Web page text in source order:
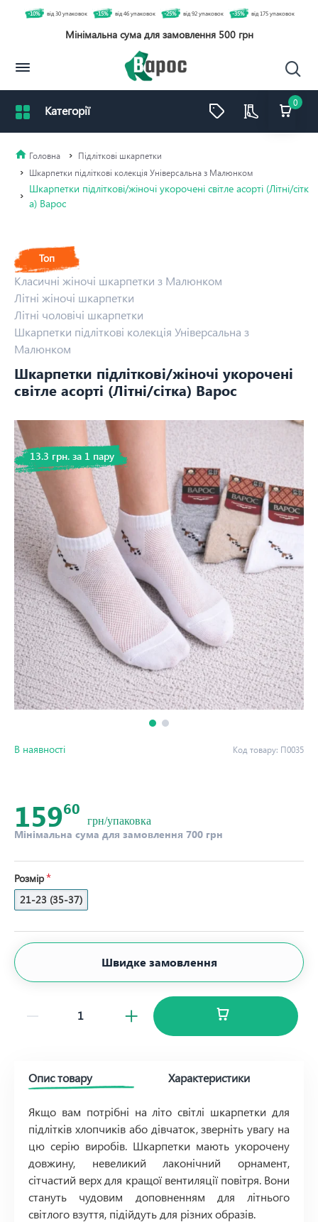
0
-10% від 30 упаковок -15% від 46 упаковок -25% від 92 упаковок -35% від 175 упаковок
Мінімальна сума для замовлення 500 грн
Підліткові шкарпетки
Шкарпетки підліткові колекція Універсальна з Малюнком
Шкарпетки підліткові/жіночі укорочені світле асорті (Літні/сітк
а) Варос
Топ
Класичні жіночі шкарпетки з Малюнком
Літні жіночі шкарпетки
Літні чоловічі шкарпетки
Шкарпетки підліткові колекція Універсальна з
Малюнком
Шкарпетки підліткові/жіночі укорочені
світле асорті (Літні/сітка) Варос
13.3 грн. за 1 пару
15960
грн/упаковка
Мінімальна сума для замовлення 700 грн
В наявності Код товару: П0035
Розмір
21-23 (35-37)
Швидке замовлення
Опис товару Характеристики
Якщо вам потрібні на літо світлі шкарпетки для
підлітків хлопчиків або дівчаток, зверніть увагу на
цю серію виробів. Шкарпетки мають укорочену
довжину, невеликий лаконічний орнамент,
сітчастий верх для кращої вентиляції повітря. Вони
стануть чудовим доповненням для літнього
світлого взуття, підійдуть для різних образів.